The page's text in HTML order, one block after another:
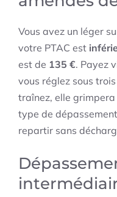
Vous avez un léger
votre PTAC est
est de 135 €. Payez
vous réglez sous
traînez, elle
type de
repartir sans